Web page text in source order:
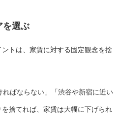
を選ぶ
トは、家賃に対する固定観念を捨
ればならない」「渋谷や新宿に近い
捨てれば、家賃は大幅に下げられ